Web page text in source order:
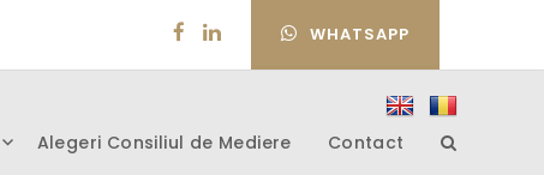
WHATSAPP
Alegeri Consiliul de Mediere Contact